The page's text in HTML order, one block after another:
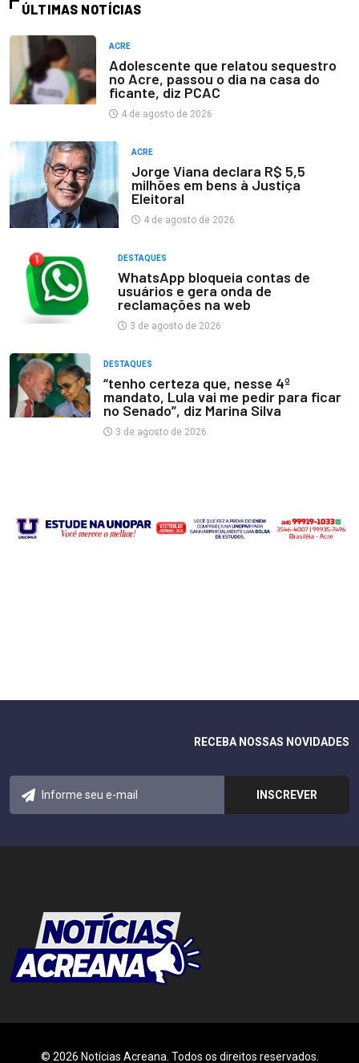
ÚLTIMAS NOTÍCIAS
ACRE
Adolescente que relatou sequestro
no Acre, passou o dia na casa do
ficante, diz PCAC
4 de agosto de 2026
ACRE
Jorge Viana declara R$ 5,5
milhões em bens à Justiça
Eleitoral
4 de agosto de 2026
DESTAQUES
WhatsApp bloqueia contas de
usuários e gera onda de
reclamações na web
3 de agosto de 2026
DESTAQUES
“tenho certeza que, nesse 4º
mandato, Lula vai me pedir para ficar
no Senado”, diz Marina Silva
3 de agosto de 2026
RECEBA NOSSAS NOVIDADES
© 2026 Notícias Acreana. Todos os direitos reservados.